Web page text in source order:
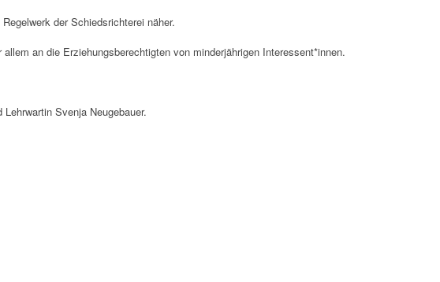
der Schiedsrichterei näher.
an die Erziehungsberechtigten von minderjährigen Interessent*innen.
Svenja Neugebauer.